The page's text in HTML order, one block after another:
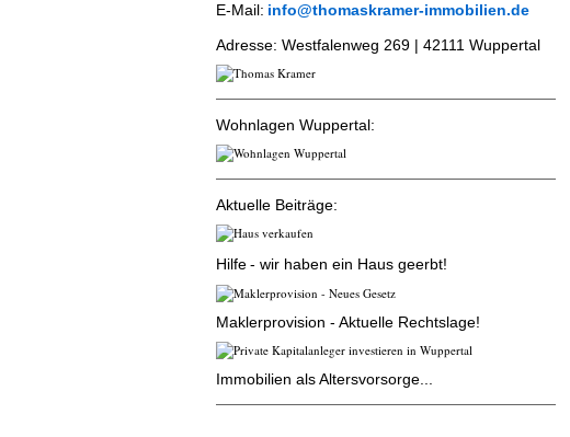
E-Mail: info@thomaskramer-immobilien.de
​Adresse: Westfalenweg 269 | 42111 Wuppertal
Wohnlagen Wuppertal:
Aktuelle Beiträge:
Hilfe- wir haben ein Haus geerbt!
Maklerprovision - Aktuelle Rechtslage!
Immobilien als Altersvorsorge...